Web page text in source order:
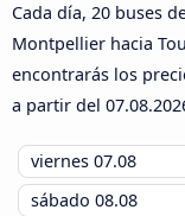
Cada día, 20 buses
Montpellier hacia
encontrarás los
a partir del
viernes 07.08
sábado 08.08